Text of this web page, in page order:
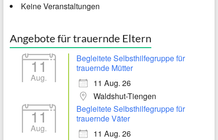
Keine Veranstaltungen
Angebote für trauernde Eltern
11
Aug.
Begleitete Selbsthilfegruppe für
trauernde Mütter
11 Aug. 26
Waldshut-Tiengen
11
Aug.
Begleitete Selbsthilfegruppe für
trauernde Väter
11 Aug. 26